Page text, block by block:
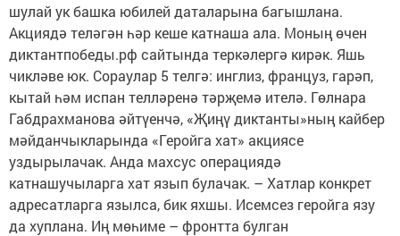
шулай ук башка юбилей даталарына багышлана.
Акциядә теләгән һәр кеше катнаша ала. Моның өчен
диктантпобеды.рф сайтында теркәлергә кирәк. Яшь
чикләве юк. Сораулар 5 телгә: инглиз, француз, гарәп,
кытай һәм испан телләренә тәрҗемә ителә. Гөлнара
Габдрахманова әйтүенчә, «Җиңү диктанты»ның кайбер
мәйданчыкларында «Геройга хат» акциясе
уздырылачак. Анда махсус операциядә
катнашучыларга хат язып булачак. – Хатлар конкрет
адресатларга язылса, бик яхшы. Исемсез геройга язу
да хуплана. Иң мөһиме – фронтта булган